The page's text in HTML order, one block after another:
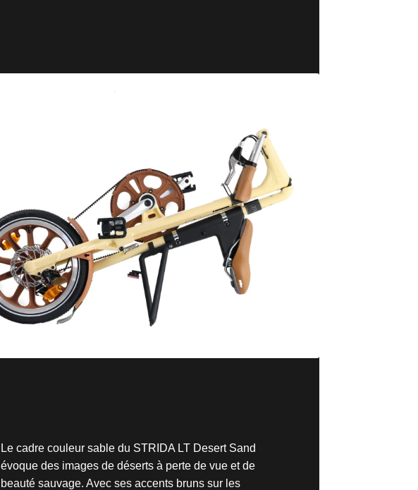
Le cadre couleur sable du STRIDA LT Desert Sand
évoque des images de déserts à perte de vue et de
beauté sauvage. Avec ses accents bruns sur les